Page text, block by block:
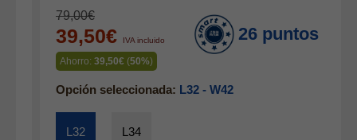
79,00€
39,50€ IVA incluido
Ahorro: 39,50€ (50%)
26 puntos
Opción seleccionada: L32 - W42
L32 L34